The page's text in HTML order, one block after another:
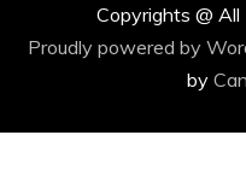
Copyrights @
Proudly powered by
by